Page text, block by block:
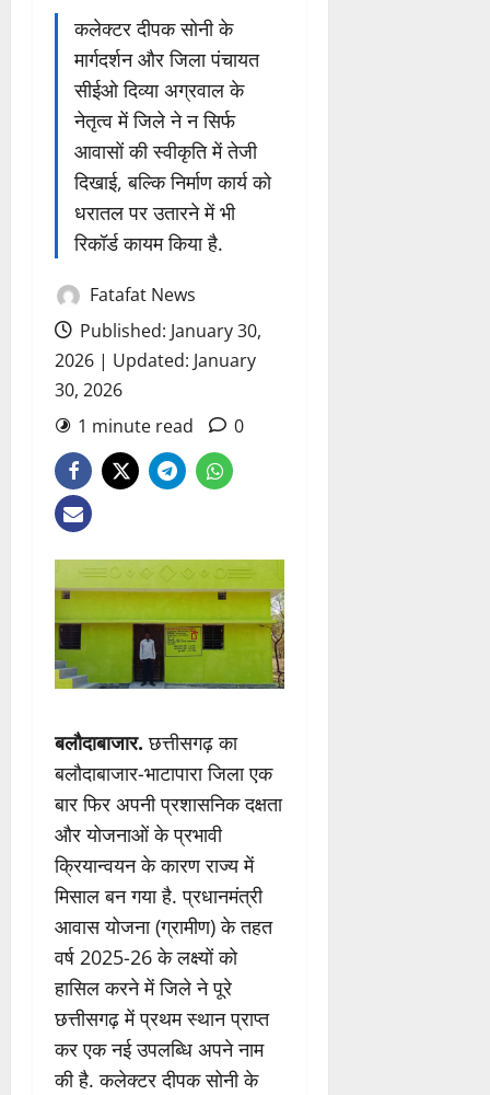
कलेक्टर दीपक सोनी के
मार्गदर्शन और जिला पंचायत
सीईओ दिव्या अग्रवाल के
नेतृत्व में जिले ने न सिर्फ
आवासों की स्वीकृति में तेजी
दिखाई, बल्कि निर्माण कार्य को
धरातल पर उतारने में भी
रिकॉर्ड कायम किया है.
Fatafat News
Published: January 30,
2026 | Updated: January
30, 2026
1 minute read
0
बलौदाबाजार. छत्तीसगढ़ का
बलौदाबाजार-भाटापारा जिला एक
बार फिर अपनी प्रशासनिक दक्षता
और योजनाओं के प्रभावी
क्रियान्वयन के कारण राज्य में
मिसाल बन गया है. प्रधानमंत्री
आवास योजना (ग्रामीण) के तहत
वर्ष 2025-26 के लक्ष्यों को
हासिल करने में जिले ने पूरे
छत्तीसगढ़ में प्रथम स्थान प्राप्त
कर एक नई उपलब्धि अपने नाम
की है. कलेक्टर दीपक सोनी के